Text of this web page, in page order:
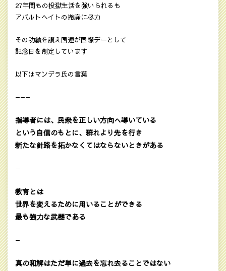
27年間もの投獄生活を強いられるも
アパルトヘイトの撤廃に尽力
その功績を讃え国連が国際デーとして
記念日を制定しています
以下はマンデラ氏の言葉
———
指導者には、民衆を正しい方向へ導いている
という自信のもとに、群れより先を行き
新たな針路を拓かなくてはならないときがある
—
教育とは
世界を変えるために用いることができる
最も強力な武器である
—
真の和解はただ単に過去を忘れ去ることではない